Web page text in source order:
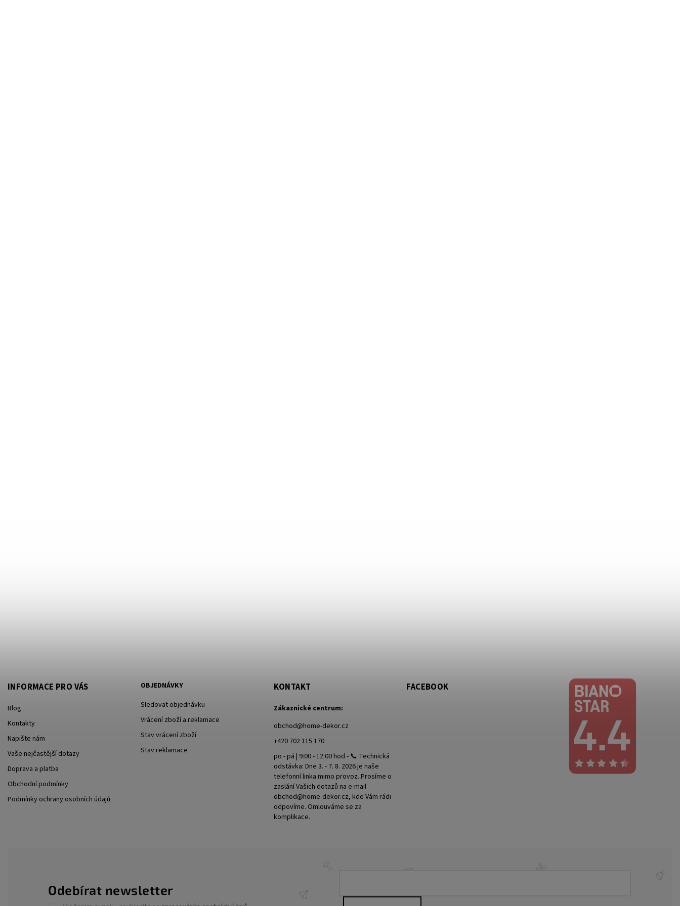
INFORMACE PRO VÁS
Blog
Kontakty
Napište nám
Vaše nejčastější dotazy
Doprava a platba
Obchodní podmínky
Podmínky ochrany osobních údajů
OBJEDNÁVKY
Sledovat objednávku
Vrácení zboží a reklamace
Stav vrácení zboží
Stav reklamace
Odebírat newsletter
KONTAKT
Zákaznické centrum:
obchod@home-dekor.cz
+420 702 115 170
po - pá | 9:00 - 12:00 hod - 📞 Technická
odstávka: Dne 3. - 7. 8. 2026 je naše
telefonní linka mimo provoz. Prosíme o
zaslání Vašich dotazů na e-mail
obchod@home-dekor.cz, kde Vám rádi
odpovíme. Omlouváme se za
komplikace.
FACEBOOK